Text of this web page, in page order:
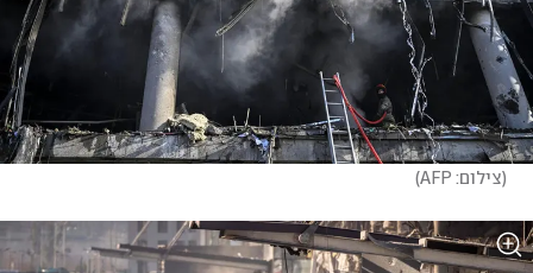
(צילום: AFP )